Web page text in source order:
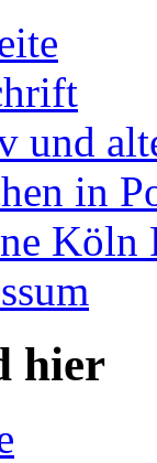
und
in
Köln
hier